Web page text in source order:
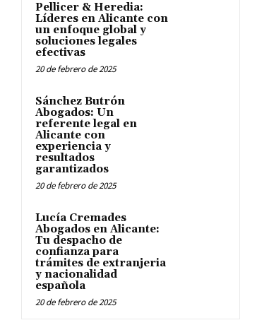
Pellicer & Heredia:
Líderes en Alicante con
un enfoque global y
soluciones legales
efectivas
20 de febrero de 2025
Sánchez Butrón
Abogados: Un
referente legal en
Alicante con
experiencia y
resultados
garantizados
20 de febrero de 2025
Lucía Cremades
Abogados en Alicante:
Tu despacho de
confianza para
trámites de extranjeria
y nacionalidad
española
20 de febrero de 2025